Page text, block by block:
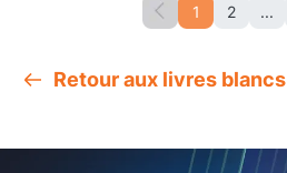
1 2 ...
Retour aux livres blancs